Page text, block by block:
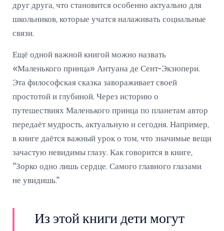
друг друга, что становится особенно актуально для
школьников, которые учатся налаживать социальные
связи.
Ещё одной важной книгой можно назвать
«Маленького принца» Антуана де Сент-Экзюпери.
Эта философская сказка завораживает своей
простотой и глубиной. Через историю о
путешествиях Маленького принца по планетам автор
передаёт мудрость, актуальную и сегодня. Например,
в книге даётся важный урок о том, что значимые вещи
зачастую невидимы глазу. Как говорится в книге,
"Зорко одно лишь сердце. Самого главного глазами
не увидишь."
Из этой книги дети могут